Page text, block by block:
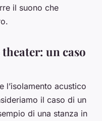
il suono che
un caso
l’isolamento acustico
il caso di un
di una stanza in